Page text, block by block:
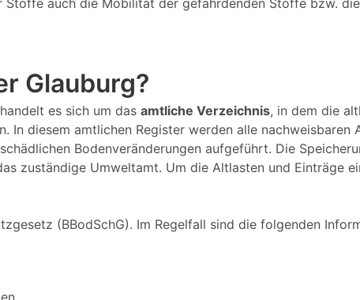
Stoffe auch die Mobilität der gefährdenden Stoffe bzw.
Glauburg?
es sich um das amtliche Verzeichnis, in dem die
In diesem amtlichen Register werden alle
Bodenveränderungen aufgeführt. Die
zuständige Umweltamt. Um die Altlasten und Einträge
(BBodSchG). Im Regelfall sind die folgenden